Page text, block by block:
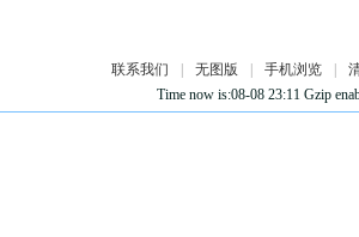
联系我们 无图版 手机浏览
Time now is:08-08 23:11 Gzip